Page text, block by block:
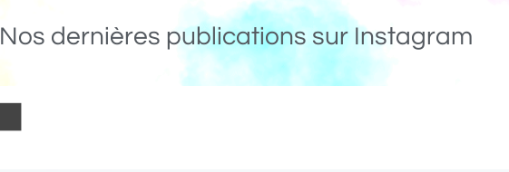
Nos dernières publications sur Instagram